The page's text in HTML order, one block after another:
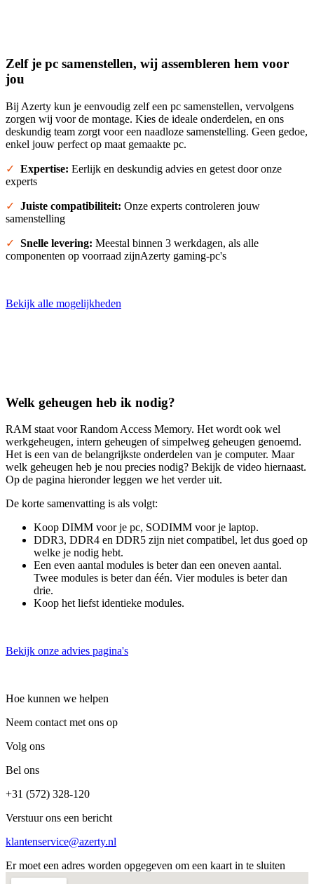
Zelf je pc samenstellen, wij assembleren hem voor
jou
Bij Azerty kun je eenvoudig zelf een pc samenstellen, vervolgens
zorgen wij voor de montage. Kies de ideale onderdelen, en ons
deskundig team zorgt voor een naadloze samenstelling. Geen gedoe,
enkel jouw perfect op maat gemaakte pc.
✓ Expertise: Eerlijk en deskundig advies en getest door onze
experts
✓ Juiste compatibiliteit: Onze experts controleren jouw
samenstelling
✓ Snelle levering: Meestal binnen 3 werkdagen, als alle
componenten op voorraad zijnAzerty gaming-pc's
Bekijk alle mogelijkheden
Welk geheugen heb ik nodig?
RAM staat voor Random Access Memory. Het wordt ook wel
werkgeheugen, intern geheugen of simpelweg geheugen genoemd.
Het is een van de belangrijkste onderdelen van je computer. Maar
welk geheugen heb je nou precies nodig? Bekijk de video hiernaast.
Op de pagina hieronder leggen we het verder uit.
De korte samenvatting is als volgt:
Koop DIMM voor je pc, SODIMM voor je laptop.
DDR3, DDR4 en DDR5 zijn niet compatibel, let dus goed op
welke je nodig hebt.
Een even aantal modules is beter dan een oneven aantal.
Twee modules is beter dan één. Vier modules is beter dan
drie.
Koop het liefst identieke modules.
Bekijk onze advies pagina's
Hoe kunnen we helpen
Neem contact met ons op
Volg ons
Bel ons
+31 (572) 328-120
Verstuur ons een bericht
klantenservice@azerty.nl
Er moet een adres worden opgegeven om een kaart in te sluiten